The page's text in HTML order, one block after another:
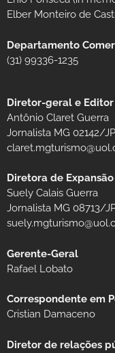
Elber Monteiro de
Departamento
(31) 99336-1235
Diretor-geral e Editor
Antônio Claret Guerra
Jornalista MG 02142/JP
Diretora de Expansão
Suely Calais Guerra
Jornalista MG 08713/
Gerente-Geral
Rafael Lobato
Correspondente em
Cristian Damaceno
Diretor de relações